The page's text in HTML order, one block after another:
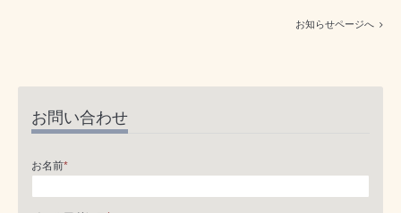
お知らせページへ
お問い合わせ
お名前*